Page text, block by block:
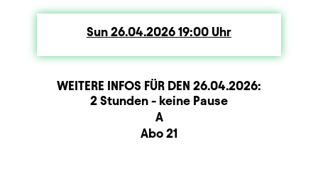
Sun Sunday
26.04.2026 19:00Uhr
WEITERE INFOS FÜR DEN 26.04.2026:
BeschreibungInformation
Dauer und Pausen2 Stunden - keine Pause
A
Abo 21